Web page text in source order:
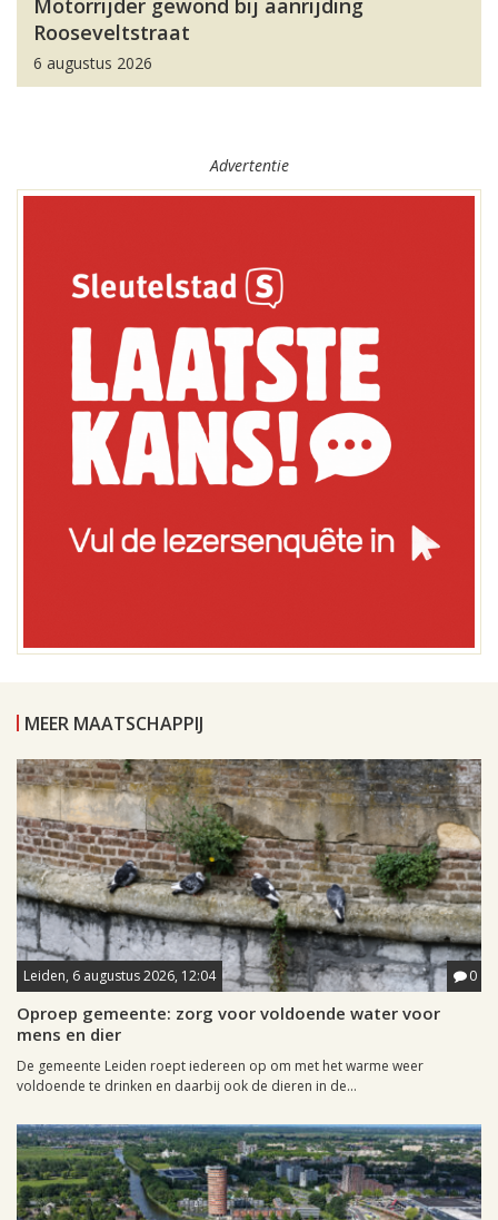
Motorrijder gewond bij aanrijding
Rooseveltstraat
6 augustus 2026
Advertentie
MEER MAATSCHAPPIJ
Leiden, 6 augustus 2026, 12:04 0
Oproep gemeente: zorg voor voldoende water voor
mens en dier
De gemeente Leiden roept iedereen op om met het warme weer
voldoende te drinken en daarbij ook de dieren in de...